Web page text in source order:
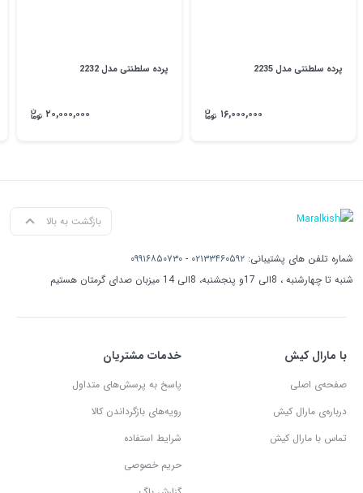
پرده سلطنتی مدل 2235
۱۶,۰۰۰,۰۰۰
پرده سلطنتی مدل 2232
۲۰,۰۰۰,۰۰۰
بازگشت به بالا
شماره تلفن های پشتیبانی: ۰۲۱۳۳۴۶۰۵۹۲ - ۰۹۹۱۶۸۵۰۷۳۰
شنبه تا چهارشنبه ، 8الی 17و پنجشنبه، 8الی 14 میزبان صدای گرمتان هستیم
با مارال کیش
صفحه‌ی اصلی
درباره‌ی مارال کیش
تماس با مارال کیش
خدمات مشتریان
پاسخ به پرسش‌های متداول
رویه‌های بازگرداندن کالا
شرایط استفاده
حریم خصوصی